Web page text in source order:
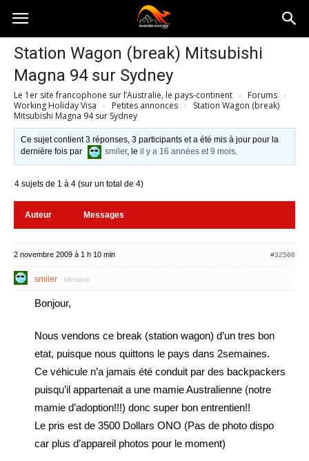
Australia-
australie.com
Station Wagon (break) Mitsubishi
Magna 94 sur Sydney
Le 1er site francophone sur l’Australie, le pays-continent › Forums ›
Working Holiday Visa › Petites annonces ›
Station Wagon (break)
Mitsubishi Magna 94 sur Sydney
Ce sujet contient 3 réponses, 3 participants et a été mis à jour pour la
dernière fois par
smiler, leil y a 16 années et 9 mois.
4 sujets de 1 à 4 (sur un total de 4)
Auteur Messages
2 novembre 2009 à 1 h 10 min #32566
smiler Membre
Bonjour,
Nous vendons ce break (station wagon) d’un tres bon
etat, puisque nous quittons le pays dans 2semaines.
Ce véhicule n’a jamais été conduit par des backpackers
puisqu’il appartenait a une mamie Australienne (notre
mamie d’adoption!!!) donc super bon entrentien!!
Le pris est de 3500 Dollars ONO (Pas de photo dispo
car plus d’appareil photos pour le moment)